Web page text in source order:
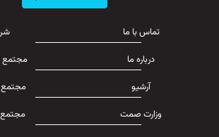
تماس با ما
درباره ما
آرشیو
وزارت صمت